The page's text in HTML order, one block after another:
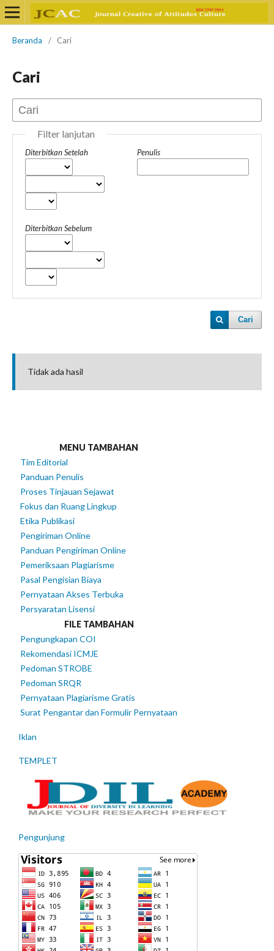
Beranda / Cari
Cari
Filter lanjutan
Diterbitkan Setelah
Diterbitkan Sebelum
Penulis
Cari
Tidak ada hasil
MENU TAMBAHAN
Tim Editorial
Panduan Penulis
Proses Tinjauan Sejawat
Fokus dan Ruang Lingkup
Etika Publikasi
Pengiriman Online
Panduan Pengiriman Online
Pemeriksaan Plagiarisme
Pasal Pengisian Biaya
Pernyataan Akses Terbuka
Persyaratan Lisensi
FILE TAMBAHAN
Pengungkapan COI
Rekomendasi ICMJE
Pedoman STROBE
Pedoman SRQR
Pernyataan Plagiarisme Gratis
Surat Pengantar dan Formulir Pernyataan
Iklan
TEMPLET
Pengunjung